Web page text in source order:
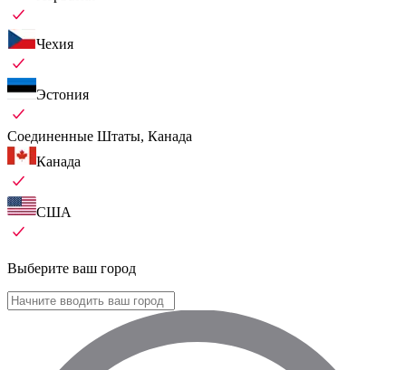
Чехия
Эстония
Соединенные Штаты, Канада
Канада
США
Выберите ваш город